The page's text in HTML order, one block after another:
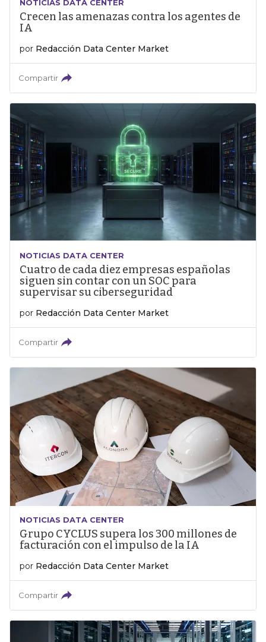
NOTICIAS DATA CENTER
Crecen las amenazas contra los agentes de
IA
por Redacción Data Center Market
Compartir
NOTICIAS DATA CENTER
Cuatro de cada diez empresas españolas
siguen sin contar con un SOC para
supervisar su ciberseguridad
por Redacción Data Center Market
Compartir
NOTICIAS DATA CENTER
Grupo CYCLUS supera los 300 millones de
facturación con el impulso de la IA
por Redacción Data Center Market
Compartir